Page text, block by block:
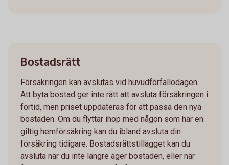
Bostadsrätt
Försäkringen kan avslutas vid huvudförfallodagen.
Att byta bostad ger inte rätt att avsluta försäkringen i
förtid, men priset uppdateras för att passa den nya
bostaden. Om du flyttar ihop med någon som har en
giltig hemförsäkring kan du ibland avsluta din
försäkring tidigare. Bostadsrättstillägget kan du
avsluta när du inte längre äger bostaden, eller när